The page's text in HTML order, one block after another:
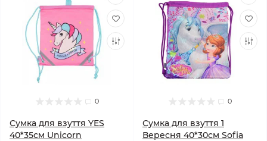
0
Сумка для взуття YES
40*35см Unicorn
0
Сумка для взуття 1
Вересня 40*30см Sofia